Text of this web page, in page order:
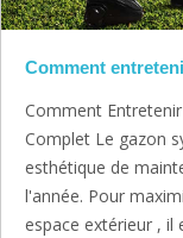
Comment
Comment
Complet Le gazon
esthétique de
l'année. Pour
espace extérieur , il